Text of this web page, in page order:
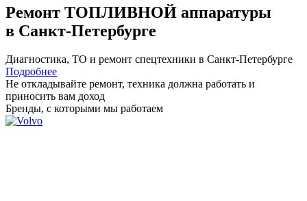
Ремонт ТОПЛИВНОЙ аппаратуры
в Санкт-Петербурге
Диагностика, ТО и ремонт спецтехники в Санкт-Петербурге
Подробнее
Не откладывайте ремонт, техника должна работать и
приносить вам доход
Бренды, с которыми мы работаем